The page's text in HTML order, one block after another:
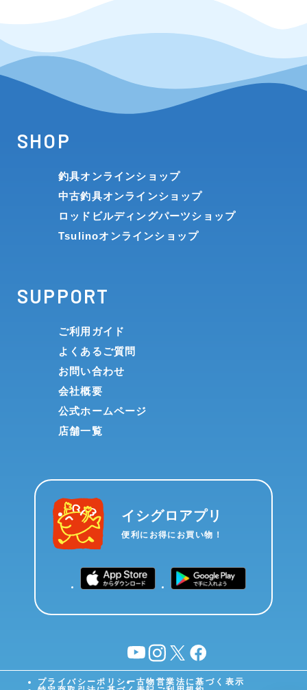
SHOP
釣具オンラインショップ
中古釣具オンラインショップ
ロッドビルディングパーツショップ
Tsulinoオンラインショップ
SUPPORT
ご利用ガイド
よくあるご質問
お問い合わせ
会社概要
公式ホームページ
店舗一覧
イシグロアプリ
便利にお得にお買い物！
YouTubeinstagram
X facebook
プライバシーポリシー古物営業法に基づく表示